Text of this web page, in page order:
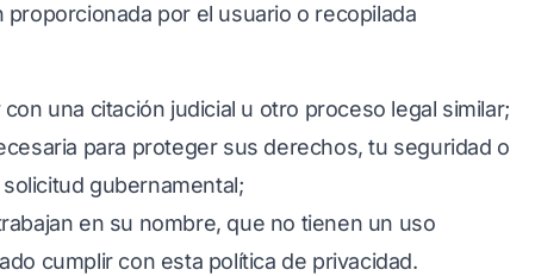
por el usuario o recopilada
una citación judicial u otro proceso legal similar;
para proteger sus derechos, tu seguridad o
gubernamental;
en su nombre, que no tienen un uso
cumplir con esta política de privacidad.